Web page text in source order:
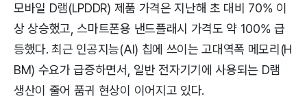
모바일 D램(LPDDR) 제품 가격은 지난해 초 대비 70% 이
상 상승했고, 스마트폰용 낸드플래시 가격도 약 100% 급
등했다. 최근 인공지능(AI) 칩에 쓰이는 고대역폭 메모리(H
BM) 수요가 급증하면서, 일반 전자기기에 사용되는 D램
생산이 줄어 품귀 현상이 이어지고 있다.